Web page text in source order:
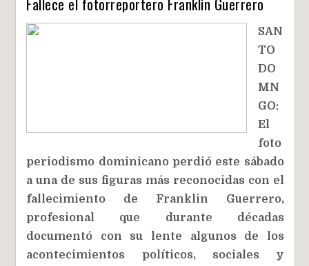
SAN
TO
DO
MN
GO:
El
foto
periodismo dominicano perdió este sábado
a una de sus figuras más reconocidas con el
fallecimiento de Franklin Guerrero,
profesional que durante décadas
documentó con su lente algunos de los
acontecimientos políticos, sociales y